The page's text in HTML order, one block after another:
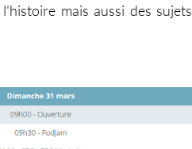
mais aussi des sujets